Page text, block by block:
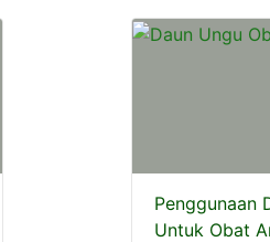
Penggunaan
Untuk Obat